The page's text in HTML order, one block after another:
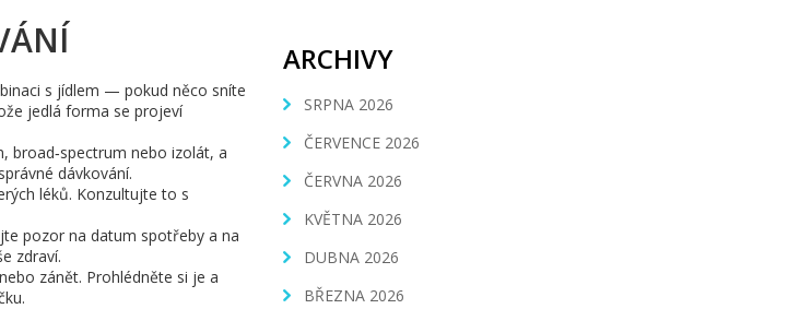
s jídlem — pokud něco sníte
jedlá forma se projeví
broad‑spectrum nebo izolát, a
dávkování.
léků. Konzultujte to s
pozor na datum spotřeby a na
zdraví.
zánět. Prohlédněte si je a
ARCHIVY
SRPNA 2026
ČERVENCE 2026
ČERVNA 2026
KVĚTNA 2026
DUBNA 2026
BŘEZNA 2026